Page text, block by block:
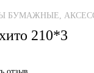
БУМАЖНЫЕ,
210*3